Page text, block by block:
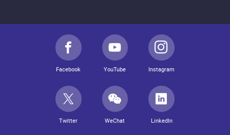
Facebook YouTube Instagram
Twitter WeChat LinkedIn